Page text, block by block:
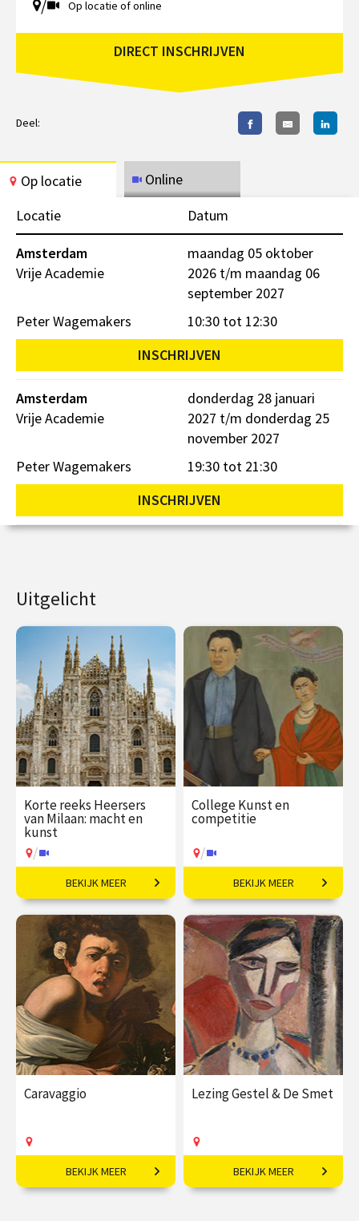
/ Op locatie of online
DIRECT INSCHRIJVEN
Deel:
Op locatie
Online
Locatie
Datum
Amsterdam
Vrije Academie
maandag 05 oktober
2026 t/m maandag 06
september 2027
10:30 tot 12:30
Peter Wagemakers
INSCHRIJVEN
Amsterdam
Vrije Academie
donderdag 28 januari
2027 t/m donderdag 25
november 2027
19:30 tot 21:30
Peter Wagemakers
INSCHRIJVEN
Uitgelicht
Korte reeks Heersers
van Milaan: macht en
kunst
/
Ambitie, pracht en
verraad in het rijkste
hertogdom van Europa
€ 109,00
vanaf 21
sep
/ Op locatie of online
BEKIJK MEER
College Kunst en
competitie
/
Vriendschap, strijd en
inspiratie.
€ 35,00
vanaf 13
okt
/ Op locatie of online
BEKIJK MEER
Caravaggio
Maak kennis met de
grondlegger van de
BEKIJK MEER
Lezing Gestel & De Smet
Een visuele vriendschap.
BEKIJK MEER